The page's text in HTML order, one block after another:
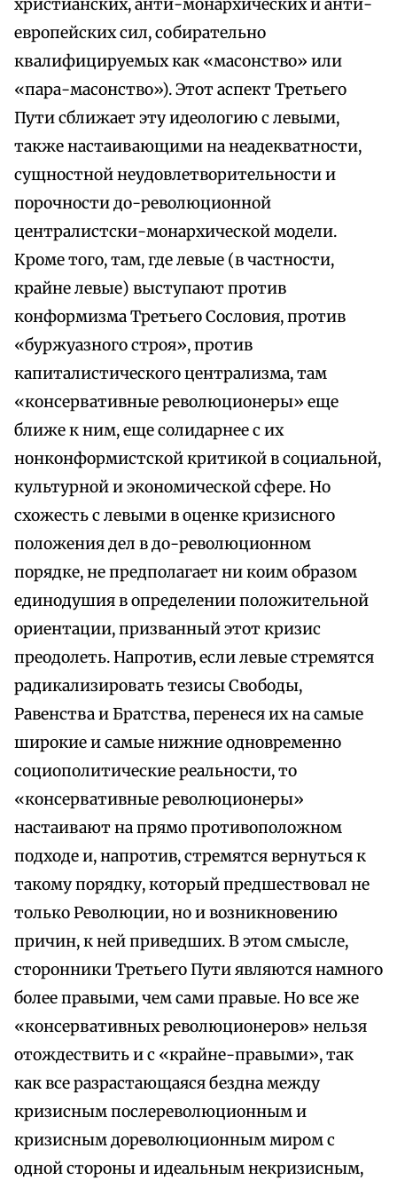
христианских, анти-монархических и анти-
европейских сил, собирательно
квалифицируемых как «масонство» или
«пара-масонство»). Этот аспект Третьего
Пути сближает эту идеологию с левыми,
также настаивающими на неадекватности,
сущностной неудовлетворительности и
порочности до-революционной
централистски-монархической модели.
Кроме того, там, где левые (в частности,
крайне левые) выступают против
конформизма Третьего Сословия, против
«буржуазного строя», против
капиталистического централизма, там
«консервативные революционеры» еще
ближе к ним, еще солидарнее с их
нонконформистской критикой в социальной,
культурной и экономической сфере. Но
схожесть с левыми в оценке кризисного
положения дел в до-революционном
порядке, не предполагает ни коим образом
единодушия в определении положительной
ориентации, призванный этот кризис
преодолеть. Напротив, если левые стремятся
радикализировать тезисы Свободы,
Равенства и Братства, перенеся их на самые
широкие и самые нижние одновременно
социополитические реальности, то
«консервативные революционеры»
настаивают на прямо противоположном
подходе и, напротив, стремятся вернуться к
такому порядку, который предшествовал не
только Революции, но и возникновению
причин, к ней приведших. В этом смысле,
сторонники Третьего Пути являются намного
более правыми, чем сами правые. Но все же
«консервативных революционеров» нельзя
отождествить и с «крайне-правыми», так
как все разрастающаяся бездна между
кризисным послереволюционным и
кризисным дореволюционным миром с
одной стороны и идеальным некризисным,